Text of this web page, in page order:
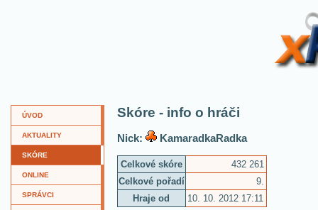
ÚVOD
AKTUALITY
SKÓRE
ONLINE
SPRÁVCI
Skóre - info o hráči
Nick: KamaradkaRadka
Celkové skóre
432 261
Celkové pořadí
9.
Hraje od
10. 10. 2012 17:11